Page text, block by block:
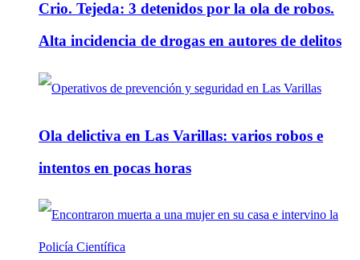
Crio. Tejeda: 3 detenidos por la ola de robos.
Alta incidencia de drogas en autores de delitos
Ola delictiva en Las Varillas: varios robos e
intentos en pocas horas